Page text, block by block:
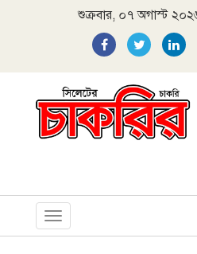
শুক্রবার, ০৭ অগাস্ট
Toggle
navigation